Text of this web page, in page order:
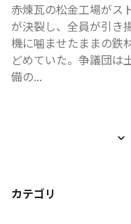
赤煉瓦の松金工場がス
が決裂し、全員が引き
機に噛ませたままの鉄
どめていた。争議団は
備の...
カテゴリ